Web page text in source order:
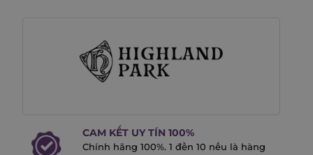
CAM KẾT UY TÍN 100%
Chính hãng 100%. 1 đền 10 nếu là hàng